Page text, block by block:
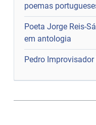
poemas
Poeta Jorge Reis-
em antologia
Pedro